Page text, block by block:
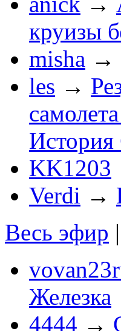
круизы
misha →
les →
KK1203
Verdi →
Весь эфир |
Железка
4444 →